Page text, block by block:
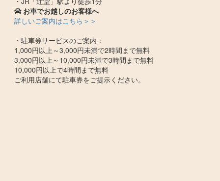
お車でお越しのお客様へ
詳しいご案内はこちら＞＞
・駐車券サービスのご案内：
1,000円以上～3,000円未満で2時間まで無料
3,000円以上～10,000円未満で3時間まで無料
10,000円以上で4時間まで無料
ご利用店舗にて駐車券をご提示ください。